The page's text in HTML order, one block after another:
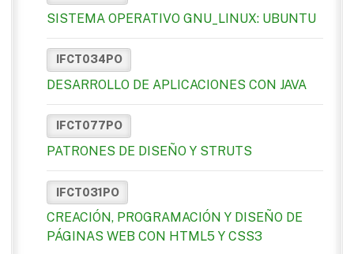
SISTEMA OPERATIVO GNU_LINUX: UBUNTU
IFCT034PO
DESARROLLO DE APLICACIONES CON JAVA
IFCT077PO
PATRONES DE DISEÑO Y STRUTS
IFCT031PO
CREACIÓN, PROGRAMACIÓN Y DISEÑO DE
PÁGINAS WEB CON HTML5 Y CSS3